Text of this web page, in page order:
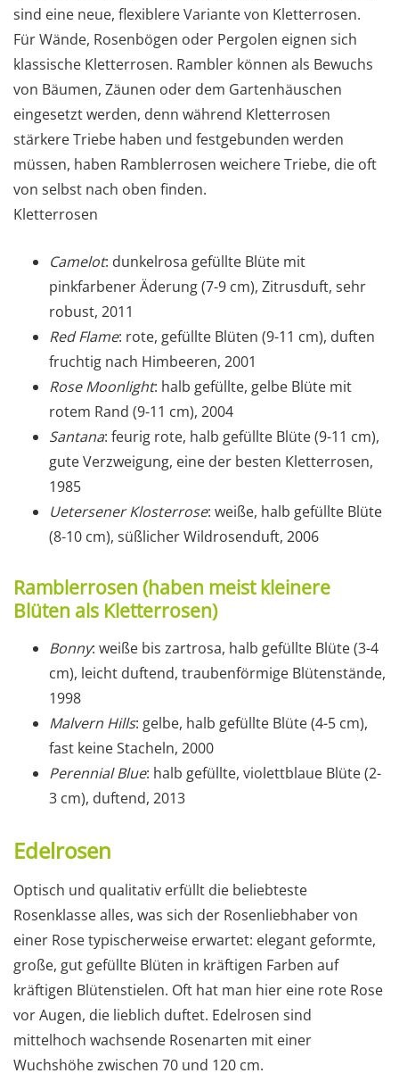
sind eine neue, flexiblere Variante von Kletterrosen.
Für Wände, Rosenbögen oder Pergolen eignen sich
klassische Kletterrosen. Rambler können als Bewuchs
von Bäumen, Zäunen oder dem Gartenhäuschen
eingesetzt werden, denn während Kletterrosen
stärkere Triebe haben und festgebunden werden
müssen, haben Ramblerrosen weichere Triebe, die oft
von selbst nach oben finden.
Kletterrosen
Camelot: dunkelrosa gefüllte Blüte mit
pinkfarbener Äderung (7-9 cm), Zitrusduft, sehr
robust, 2011
Red Flame: rote, gefüllte Blüten (9-11 cm), duften
fruchtig nach Himbeeren, 2001
Rose Moonlight: halb gefüllte, gelbe Blüte mit
rotem Rand (9-11 cm), 2004
Santana: feurig rote, halb gefüllte Blüte (9-11 cm),
gute Verzweigung, eine der besten Kletterrosen,
1985
Uetersener Klosterrose: weiße, halb gefüllte Blüte
(8-10 cm), süßlicher Wildrosenduft, 2006
Ramblerrosen (haben meist kleinere
Blüten als Kletterrosen)
Bonny: weiße bis zartrosa, halb gefüllte Blüte (3-4
cm), leicht duftend, traubenförmige Blütenstände,
1998
Malvern Hills: gelbe, halb gefüllte Blüte (4-5 cm),
fast keine Stacheln, 2000
Perennial Blue: halb gefüllte, violettblaue Blüte (2-
3 cm), duftend, 2013
Edelrosen
Optisch und qualitativ erfüllt die beliebteste
Rosenklasse alles, was sich der Rosenliebhaber von
einer Rose typischerweise erwartet: elegant geformte,
große, gut gefüllte Blüten in kräftigen Farben auf
kräftigen Blütenstielen. Oft hat man hier eine rote Rose
vor Augen, die lieblich duftet. Edelrosen sind
mittelhoch wachsende Rosenarten mit einer
Wuchshöhe zwischen 70 und 120 cm.